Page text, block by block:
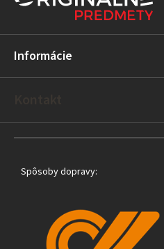
ä
i
Informácie
Spôsoby dopravy: